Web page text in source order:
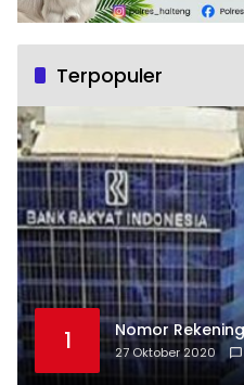
Terpopuler
1 Nomor
27 Oktober 2020